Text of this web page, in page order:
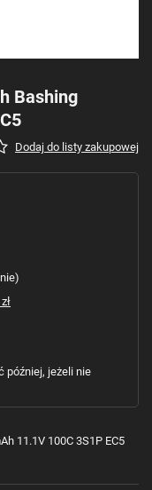
Bashing
Dodaj do listy zakupowej
później, jeżeli nie
11.1V 100C 3S1P EC5